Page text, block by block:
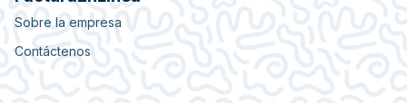
Sobre la empresa
Contáctenos